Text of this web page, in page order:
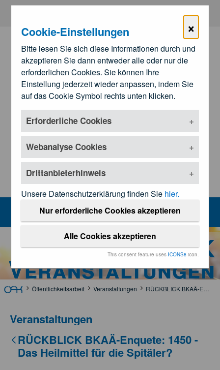
×
Cookie-Einstellungen
Bitte lesen Sie sich diese Informationen durch und
akzeptieren Sie dann entweder alle oder nur die
erforderlichen Cookies. Sie können Ihre
Einstellung jederzeit wieder anpassen, indem Sie
auf das Cookie Symbol rechts unten klicken.
Erforderliche Cookies
Webanalyse Cookies
Drittanbieterhinweis
Unsere Datenschutzerklärung finden Sie hier.
Nur erforderliche Cookies akzeptieren
Alle Cookies akzeptieren
This consent feature uses ICONS8 icon.
Zum Hauptinhalt springen
Zu den
Landesärztekammern
Veranstaltungen
MENU
ÖÄK
Veranstaltungen
Öffentlichkeitsarbeit Veranstaltungen RÜCKBLICK BKAÄ-Enquete: 1450 - Das Heilmittel für die Spitäler?
Veranstaltungen
RÜCKBLICK BKAÄ-Enquete: 1450 -
Das Heilmittel für die Spitäler?